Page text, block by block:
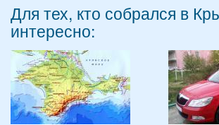
Для тех, кто собрался в
интересно: